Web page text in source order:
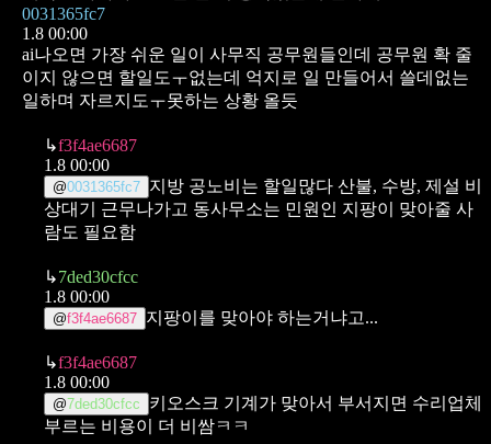
0031365fc7
1.8 00:00
ai나오면 가장 쉬운 일이 사무직 공무원들인데 공무원 확 줄
이지 않으면 할일도ㅜ없는데 억지로 일 만들어서 쓸데없는
일하며 자르지도ㅜ못하는 상황 올듯
↳f3f4ae6687
1.8 00:00
@0031365fc7 지방 공노비는 할일많다 산불, 수방, 제설 비
상대기 근무나가고 동사무소는 민원인 지팡이 맞아줄 사
람도 필요함
↳7ded30cfcc
1.8 00:00
@f3f4ae6687 지팡이를 맞아야 하는거냐고...
↳f3f4ae6687
1.8 00:00
@7ded30cfcc
키오스크 기계가 맞아서 부서지면 수리업체
부르는 비용이 더 비쌈ㅋㅋ